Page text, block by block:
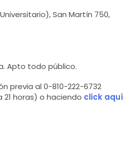
San Martín 750,
Apto todo público.
previa al 0-810-222-6732
21 horas) o haciendo click aquí